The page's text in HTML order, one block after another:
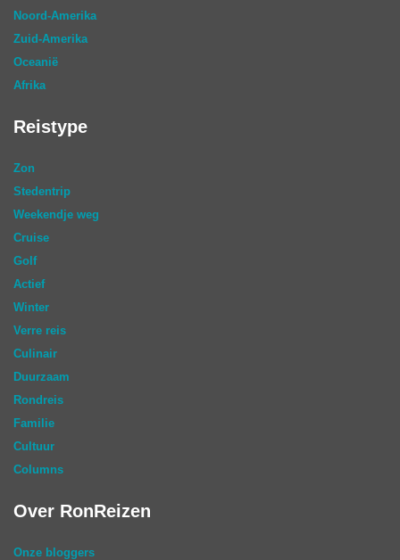
Noord-Amerika
Zuid-Amerika
Oceanië
Afrika
Reistype
Zon
Stedentrip
Weekendje weg
Cruise
Golf
Actief
Winter
Verre reis
Culinair
Duurzaam
Rondreis
Familie
Cultuur
Columns
Over RonReizen
Onze bloggers